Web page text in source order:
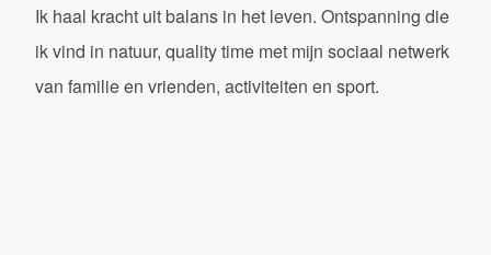
Ik haal kracht uit balans in het leven. Ontspanning die
ik vind in natuur, quality time met mijn sociaal netwerk
van familie en vrienden, activiteiten en sport.